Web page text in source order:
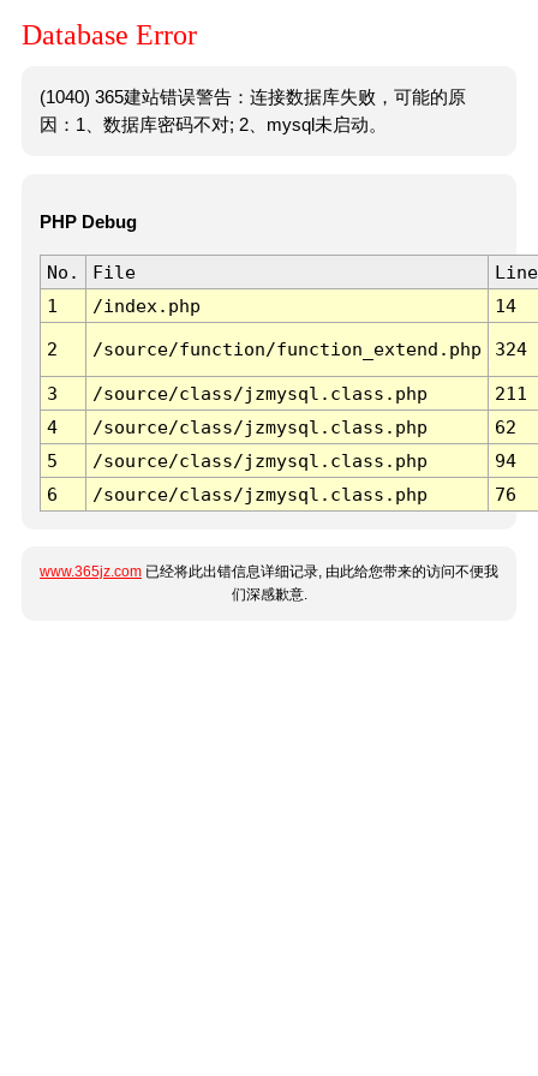
Database Error
(1040) 365建站错误警告：连接数据库失败，可能的原
因：1、数据库密码不对; 2、mysql未启动。
PHP Debug
No. File
Line
1
/index.php 14
2 /source/function/function_extend.php 324
3 /source/class/jzmysql.class.php
211
4
/source/class/jzmysql.class.php
62
5
/source/class/jzmysql.class.php
94
6
/source/class/jzmysql.class.php 76
www.365jz.com 已经将此出错信息详细记录, 由此给您带来的访问不便我
们深感歉意.